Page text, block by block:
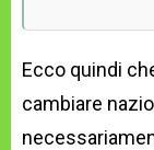
Ecco quindi
cambiare